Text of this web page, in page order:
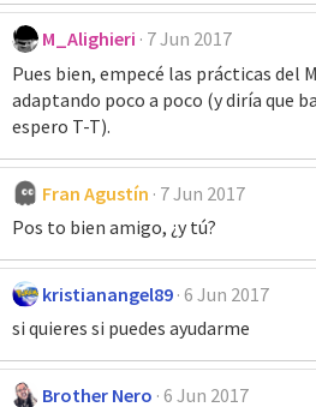
M_Alighieri 7 Jun 2017
Pues bien, empecé las prácticas del
adaptando poco a poco (y diría que
espero T-T).
Fran Agustín 7 Jun 2017
Pos to bien amigo, ¿y tú?
kristianangel89 6 Jun 2017
si quieres si puedes ayudarme
Brother Nero 6 Jun 2017